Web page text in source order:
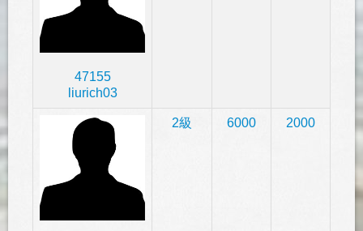
47155
liurich03
2級 6000 2000